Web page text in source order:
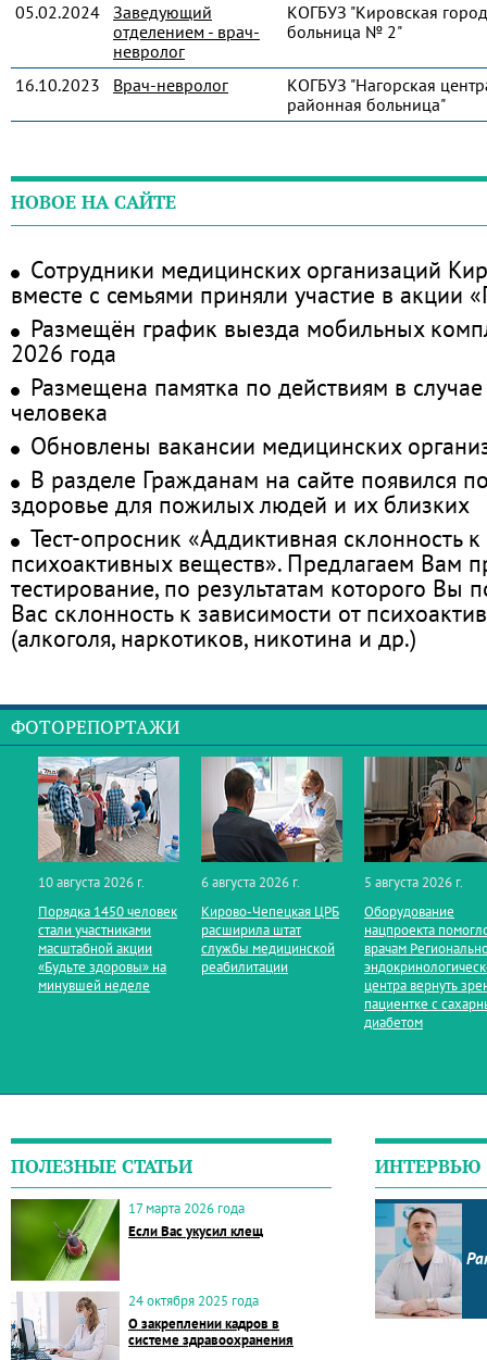
05.02.2024 Заведующий
отделением - врач-
невролог
КОГБУЗ "Кировская
больница № 2"
16.10.2023 Врач-невролог
КОГБУЗ "Нагорская
районная больница"
НОВОЕ НА САЙТЕ
Сотрудники медицинских организаций
вместе с семьями приняли участие в акции
Размещён график выезда мобильных
2026 года
Размещена памятка по действиям в
человека
Обновлены вакансии медицинских
В разделе Гражданам на сайте появился
здоровье для пожилых людей и их близких
Тест-опросник «Аддиктивная склонность
психоактивных веществ». Предлагаем Вам
тестирование, по результатам которого Вы
Вас склонность к зависимости от
(алкоголя, наркотиков, никотина и др.)
ФОТОРЕПОРТАЖИ
10 августа 2026 г.
Порядка 1450 человек
стали участниками
масштабной акции
«Будьте здоровы» на
минувшей неделе
6 августа 2026 г.
Кирово‑Чепецкая ЦРБ
расширила штат
службы медицинской
реабилитации
5 августа 2026 г.
Оборудование
нацпроекта
врачам
центра вернуть
пациентке с
диабетом
ПОЛЕЗНЫЕ СТАТЬИ
17 марта 2026 года
Если Вас укусил клещ
24 октября 2025 года
О закреплении кадров в
системе здравоохранения
ИНТЕРВЬЮ